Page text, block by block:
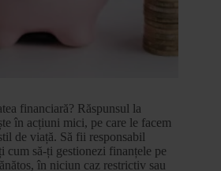
financiară? Răspunsul la
în acțiuni mici, pe care le facem
de viață. Să fii responsabil
cum să-ți gestionezi finanțele pe
în niciun caz restrictiv sau